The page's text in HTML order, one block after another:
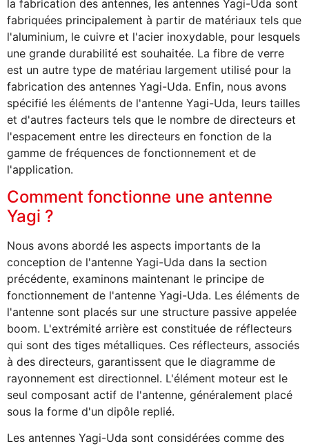
la fabrication des antennes, les antennes Yagi-Uda sont
fabriquées principalement à partir de matériaux tels que
l'aluminium, le cuivre et l'acier inoxydable, pour lesquels
une grande durabilité est souhaitée. La fibre de verre
est un autre type de matériau largement utilisé pour la
fabrication des antennes Yagi-Uda. Enfin, nous avons
spécifié les éléments de l'antenne Yagi-Uda, leurs tailles
et d'autres facteurs tels que le nombre de directeurs et
l'espacement entre les directeurs en fonction de la
gamme de fréquences de fonctionnement et de
l'application.
Comment fonctionne une antenne
Yagi ?
Nous avons abordé les aspects importants de la
conception de l'antenne Yagi-Uda dans la section
précédente, examinons maintenant le principe de
fonctionnement de l'antenne Yagi-Uda. Les éléments de
l'antenne sont placés sur une structure passive appelée
boom. L'extrémité arrière est constituée de réflecteurs
qui sont des tiges métalliques. Ces réflecteurs, associés
à des directeurs, garantissent que le diagramme de
rayonnement est directionnel. L'élément moteur est le
seul composant actif de l'antenne, généralement placé
sous la forme d'un dipôle replié.
Les antennes Yagi-Uda sont considérées comme des